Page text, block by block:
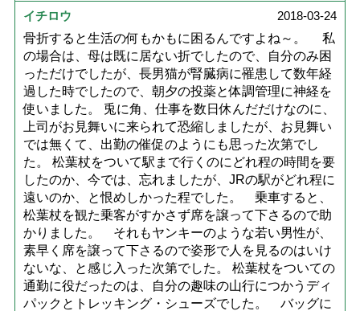
イチロウ
2018-03-24
骨折すると生活の何もかもに困るんですよね～。 私
の場合は、母は既に居ない折でしたので、自分のみ困
っただけでしたが、長男猫が腎臓病に罹患して数年経
過した時でしたので、朝夕の投薬と体調管理に神経を
使いました。 兎に角、仕事を数日休んだだけなのに、
上司がお見舞いに来られて恐縮しましたが、お見舞い
では無くて、出勤の催促のようにも思った次第でし
た。 松葉杖をついて駅まで行くのにどれ程の時間を要
したのか、今では、忘れましたが、JRの駅がどれ程に
遠いのか、と恨めしかった程でした。 乗車すると、
松葉杖を観た乗客がすかさず席を譲って下さるので助
かりました。 それもヤンキーのような若い男性が、
素早く席を譲って下さるので姿形で人を見るのはいけ
ないな、と感じ入った次第でした。 松葉杖をついての
通勤に役だったのは、自分の趣味の山行につかうディ
パックとトレッキング・シューズでした。 バッグに